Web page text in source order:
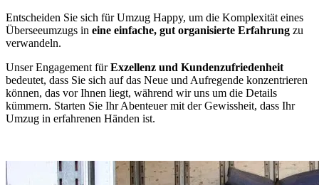
Entscheiden Sie sich für Umzug Happy, um die Komplexität eines
Überseeumzugs in eine einfache, gut organisierte Erfahrung zu
verwandeln.
Unser Engagement fürExzellenz und Kundenzufriedenheit
bedeutet, dass Sie sich auf das Neue und Aufregende konzentrieren
können, das vor Ihnen liegt, während wir uns um die Details
kümmern. Starten Sie Ihr Abenteuer mit der Gewissheit, dass Ihr
Umzug in erfahrenen Händen ist.